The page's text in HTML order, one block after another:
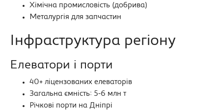
Хімічна промисловість (добрива)
Металургія для запчастин
Інфраструктура регіону
Елеватори і порти
40+ ліцензованих елеваторів
Загальна ємність: 5-6 млн т
Річкові порти на Дніпрі